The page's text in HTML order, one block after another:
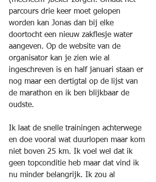
parcours drie keer moet gelopen
worden kan Jonas dan bij elke
doortocht een nieuw zakflesje water
aangeven. Op de website van de
organisator kan je zien wie al
ingeschreven is en half januari staan er
nog maar een dertigtal op de lijst van
de marathon en ik ben blijkbaar de
oudste.
Ik laat de snelle trainingen achterwege
en doe vooral wat duurlopen maar kom
niet boven 25 km. Ik voel wel dat ik
geen topconditie heb maar dat vind ik
nu minder belangrijk. Ik zou al